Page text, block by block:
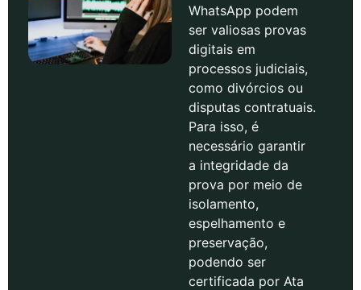
WhatsApp podem
ser valiosas provas
digitais em
processos judiciais,
como divórcios ou
disputas contratuais.
Para isso, é
necessário garantir
a integridade da
prova por meio de
isolamento,
espelhamento e
preservação,
podendo ser
certificada por Ata